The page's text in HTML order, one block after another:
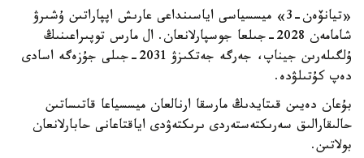
«تيانۆەن-3» ميسسياسى اياسىنداعى عارىش اپپاراتىن ۇشىرۋ
شامامەن 2028-جىلعا جوسپارلانعان. ال مارس توپىراعىنىڭ
ۇلگىلەرىن جيناپ، جەرگە جەتكىزۋ 2031-جىلى جۇزەگە اسادى
دەپ كۇتىلۋدە.
بۇعان دەيىن قىتايدىڭ مارسقا ارنالعان ميسسياعا قاتىساتىن
حالىقارالىق سەرىكتەستەردى ىرىكتەۋدى اياقتاعانى حابارلانعان
بولاتىن.